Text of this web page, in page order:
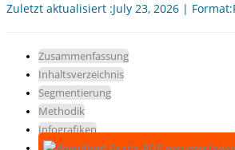
Zuletzt aktualisiert :July 23, 2026 |
Zusammenfassung
Inhaltsverzeichnis
Segmentierung
Methodik
Infografiken